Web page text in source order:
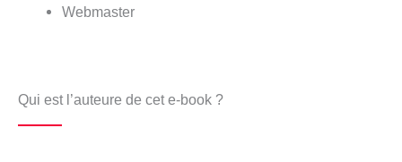
Webmaster
Qui est l’auteure de cet e-book ?